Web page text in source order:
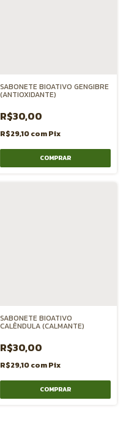
SABONETE BIOATIVO GENGIBRE
(ANTIOXIDANTE)
R$30,00
R$29,10comPix
SABONETE BIOATIVO
CALÊNDULA (CALMANTE)
R$30,00
R$29,10comPix